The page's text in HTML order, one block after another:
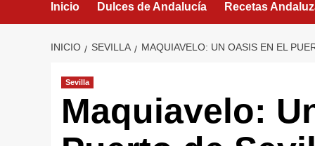
Inicio Dulces de Andalucía Recetas
INICIO SEVILLA MAQUIAVELO: UN OASIS EN EL
Sevilla
Maquiavelo: